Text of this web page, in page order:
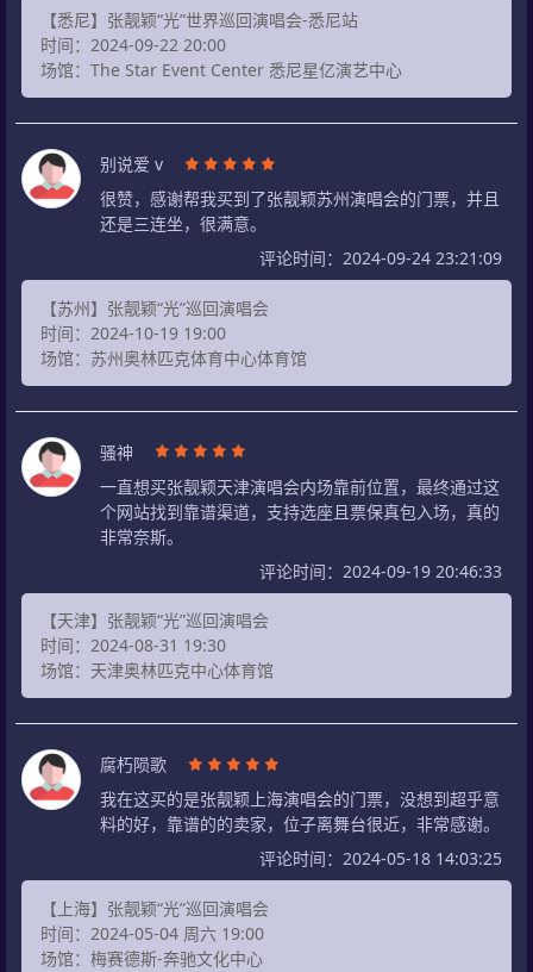
【悉尼】张靓颖“光”世界巡回演唱会-悉尼站
时间：2024-09-22 20:00
场馆：The Star Event Center 悉尼星亿演艺中心
别说爱 v
很赞，感谢帮我买到了张靓颖苏州演唱会的门票，并且
还是三连坐，很满意。
评论时间：2024-09-24 23:21:09
【苏州】张靓颖“光”巡回演唱会
时间：2024-10-19 19:00
场馆：苏州奥林匹克体育中心体育馆
骚神
一直想买张靓颖天津演唱会内场靠前位置，最终通过这
个网站找到靠谱渠道，支持选座且票保真包入场，真的
非常奈斯。
评论时间：2024-09-19 20:46:33
【天津】张靓颖“光”巡回演唱会
时间：2024-08-31 19:30
场馆：天津奥林匹克中心体育馆
腐朽陨歌
我在这买的是张靓颖上海演唱会的门票，没想到超乎意
料的好，靠谱的的卖家，位子离舞台很近，非常感谢。
评论时间：2024-05-18 14:03:25
【上海】张靓颖“光”巡回演唱会
时间：2024-05-04 周六 19:00
场馆：梅赛德斯-奔驰文化中心